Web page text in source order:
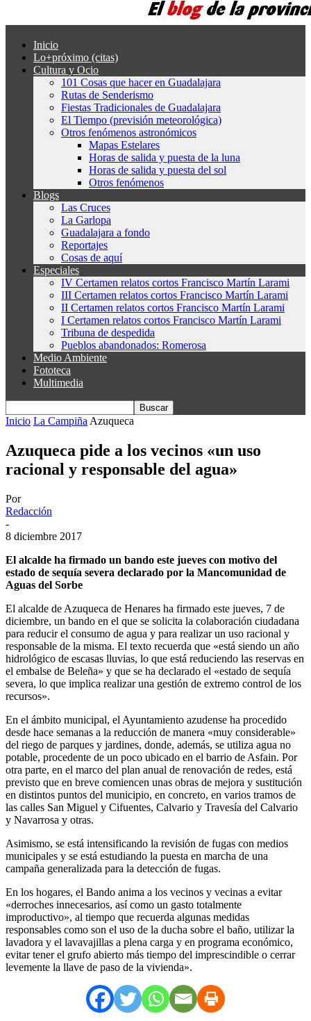
Inicio
Lo+próximo (citas)
Cultura y Ocio
101 Cosas que hacer en Guadalajara
Rutas de Senderismo
Fiestas Tradicionales de Guadalajara
El Tiempo (previsión meteorológica)
Otros fenómenos astronómicos
Mapas Estelares
Horas de salida y puesta de la luna
Horas de salida y puesta del sol
Otros fenómenos
Blogs
Las Cruces
La Garlopa
Guadalajara a fondo
Reportajes
Cosas de aquí
Especiales
IV Certamen relatos cortos Francisco Martín Larami
III Certamen relatos cortos Francisco Martín Larami
II Certamen relatos cortos Francisco Martín Larami
I Certamen relatos cortos Francisco Martín Larami
Tribuna de despedida
Pueblos abandonados: Romerosa
Medio Ambiente
Fototeca
Multimedia
Inicio La Campiña Azuqueca
Azuqueca pide a los vecinos «un uso
racional y responsable del agua»
Por
Redacción
-
8 diciembre 2017
El alcalde ha firmado un bando este jueves con motivo del
estado de sequía severa declarado por la Mancomunidad de
Aguas del Sorbe
El alcalde de Azuqueca de Henares ha firmado este jueves, 7 de
diciembre, un bando en el que se solicita la colaboración ciudadana
para reducir el consumo de agua y para realizar un uso racional y
responsable de la misma. El texto recuerda que «está siendo un año
hidrológico de escasas lluvias, lo que está reduciendo las reservas en
el embalse de Beleña» y que se ha declarado el «estado de sequía
severa, lo que implica realizar una gestión de extremo control de los
recursos».
En el ámbito municipal, el Ayuntamiento azudense ha procedido
desde hace semanas a la reducción de manera «muy considerable»
del riego de parques y jardines, donde, además, se utiliza agua no
potable, procedente de un poco ubicado en el barrio de Asfain. Por
otra parte, en el marco del plan anual de renovación de redes, está
previsto que en breve comiencen unas obras de mejora y sustitución
en distintos puntos del municipio, en concreto, en varios tramos de
las calles San Miguel y Cifuentes, Calvario y Travesía del Calvario
y Navarrosa y otras.
Asimismo, se está intensificando la revisión de fugas con medios
municipales y se está estudiando la puesta en marcha de una
campaña generalizada para la detección de fugas.
En los hogares, el Bando anima a los vecinos y vecinas a evitar
«derroches innecesarios, así como un gasto totalmente
improductivo», al tiempo que recuerda algunas medidas
responsables como son el uso de la ducha sobre el baño, utilizar la
lavadora y el lavavajillas a plena carga y en programa económico,
evitar tener el grufo abierto más tiempo del imprescindible o cerrar
levemente la llave de paso de la vivienda».